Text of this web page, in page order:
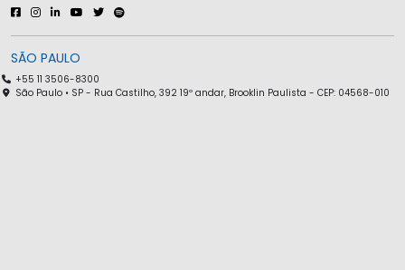
SÃO PAULO
+55 11 3506-8300
São Paulo • SP - Rua Castilho, 392 19º andar, Brooklin Paulista - CEP: 04568-010